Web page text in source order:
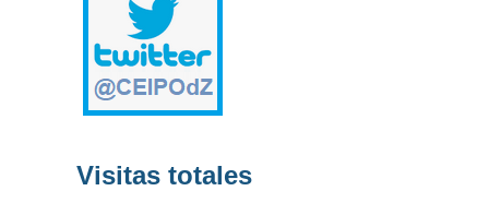
Visitas totales